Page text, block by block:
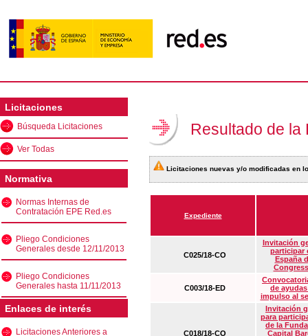
Licitaciones
Búsqueda Licitaciones
Ver Todas
Normativa
Normas Internas de
Contratación EPE Red.es
Pliego Condiciones
Generales desde 12/11/2013
Pliego Condiciones
Generales hasta 11/11/2013
Enlaces de interés
Licitaciones Anteriores a
Resultado de la
Licitaciones nuevas y/o modificadas en
Expediente
C025/18-CO
Invitación
participar
España
C003/18-ED
de
impulso al
C018/18-CO
Invitación
para
de la
Capital